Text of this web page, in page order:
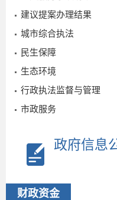
建议提案办理结果
城市综合执法
民生保障
生态环境
行政执法监督与管理
市政服务
政府信息
财政资金